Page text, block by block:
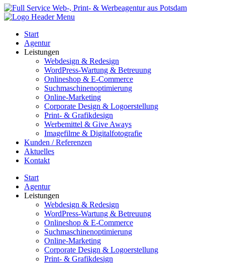
Start
Agentur
Leistungen
Webdesign & Redesign
WordPress-Wartung & Betreuung
Onlineshop & E-Commerce
Suchmaschinenoptimierung
Online-Marketing
Corporate Design & Logoerstellung
Print- & Grafikdesign
Werbemittel & Give Aways
Imagefilme & Digitalfotografie
Kunden / Referenzen
Aktuelles
Kontakt
Start
Agentur
Leistungen
Webdesign & Redesign
WordPress-Wartung & Betreuung
Onlineshop & E-Commerce
Suchmaschinenoptimierung
Online-Marketing
Corporate Design & Logoerstellung
Print- & Grafikdesign